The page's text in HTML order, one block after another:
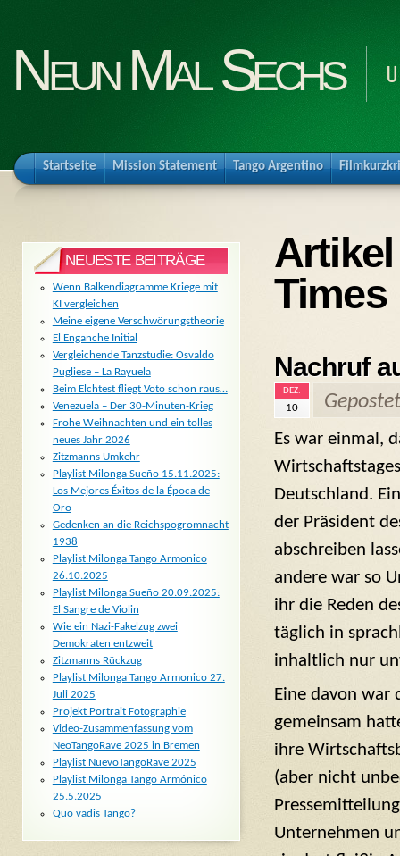
Neun Mal Sechs
Startseite Mission Statement Tango Argentino
Times
Nachruf
DEZ.
10
Es war einmal,
Deutschland.
der Präsident
abschreiben
andere war so
ihr die Reden
täglich in
inhaltlich nur
Eine davon war
gemeinsam
ihre
(aber nicht
Unternehmen
NEUESTE BEITRÄGE
Wenn Balkendiagramme Kriege mit
KI vergleichen
Meine eigene Verschwörungstheorie
El Enganche Initial
Vergleichende Tanzstudie: Osvaldo
Pugliese – La Rayuela
Beim Elchtest fliegt Voto schon raus…
Venezuela – Der 30-Minuten-Krieg
Frohe Weihnachten und ein tolles
neues Jahr 2026
Zitzmanns Umkehr
Playlist Milonga Sueño 15.11.2025:
Los Mejores Éxitos de la Época de
Oro
Gedenken an die Reichspogromnacht
1938
Playlist Milonga Tango Armonico
26.10.2025
Playlist Milonga Sueño 20.09.2025:
El Sangre de Violin
Wie ein Nazi-Fakelzug zwei
Demokraten entzweit
Zitzmanns Rückzug
Playlist Milonga Tango Armonico 27.
Juli 2025
Projekt Portrait Fotographie
Video-Zusammenfassung vom
NeoTangoRave 2025 in Bremen
Playlist NuevoTangoRave 2025
Playlist Milonga Tango Armónico
25.5.2025
Quo vadis Tango?